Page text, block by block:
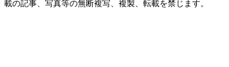
載の記事、写真等の無断複写、複製、転載を禁じます。